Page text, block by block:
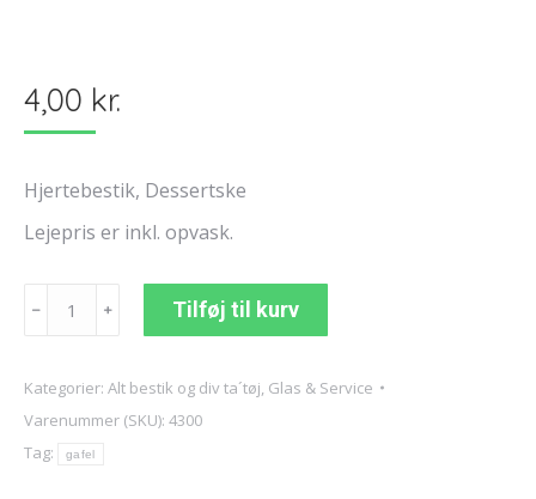
4,00 kr.
Hjertebestik, Dessertske
Lejepris er inkl. opvask.
﹣ ﹢ Tilføj til kurv
Kategorier: Alt bestik og div ta´tøj, Glas & Service
Varenummer (SKU): 4300
Tag:
gafel